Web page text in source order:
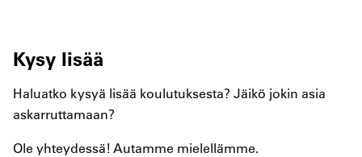
Kysy lisää
Haluatko kysyä lisää koulutuksesta? Jäikö jokin asia
askarruttamaan?
Ole yhteydessä! Autamme mielellämme.